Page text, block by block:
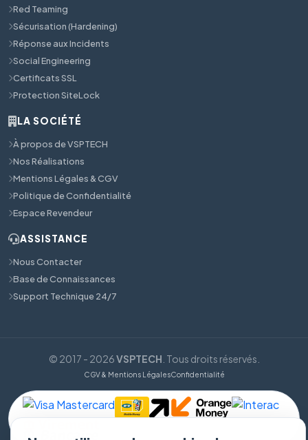
Red Teaming
Sécurisation (Hardening)
Réponse aux Incidents
Social Engineering
Certificats SSL
Protection SiteLock
LA SOCIÉTÉ
À propos de VSPTECH
Nos Réalisations
Mentions Légales & CGV
Politique de Confidentialité
Espace Revendeur
ASSISTANCE
Nous Contacter
Base de Connaissances
Support Technique 24/7
© 2017 - 2026VSPTECH . Tous droits réservés.
CGV & Mentions LégalesConfidentialité